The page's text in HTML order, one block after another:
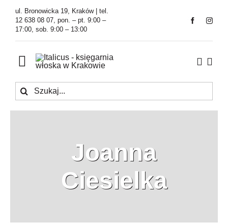
Przejdź
zawartości
ul. Bronowicka 19, Kraków | tel.
12 638 08 07, pon. – pt. 9:00 –
17:00, sob. 9:00 – 13:00
Toggle
Navigation
Księgarnia
Szukaj
Joanna
Ciesielka